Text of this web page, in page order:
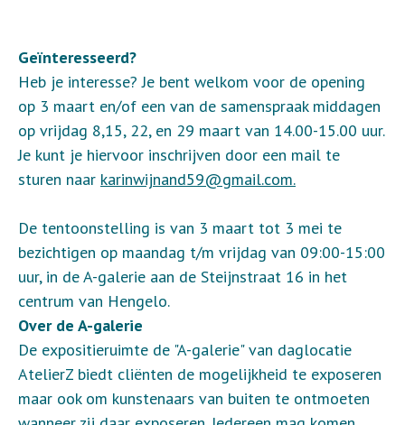
Geïnteresseerd?
Heb je interesse? Je bent welkom voor de opening
op 3 maart en/of een van de samenspraak middagen
op vrijdag 8,15, 22, en 29 maart van 14.00-15.00 uur.
Je kunt je hiervoor inschrijven door een mail te
sturen naar karinwijnand59@gmail.com.
De tentoonstelling is van 3 maart tot 3 mei te
bezichtigen op maandag t/m vrijdag van 09:00-15:00
uur, in de A-galerie aan de Steijnstraat 16 in het
centrum van Hengelo.
Over de A-galerie
De expositieruimte de "A-galerie" van daglocatie
AtelierZ biedt cliënten de mogelijkheid te exposeren
maar ook om kunstenaars van buiten te ontmoeten